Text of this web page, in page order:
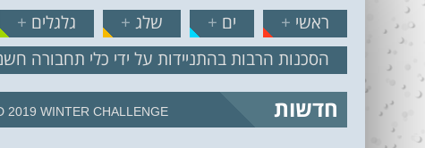
// תפריט
דלג לתוכן
ראשי + ים + שלג + גלגלים +
הסכנות הרבות בהתניידות על ידי כלי תחבורה
חדשות 2019 WINTER CHALLENGE